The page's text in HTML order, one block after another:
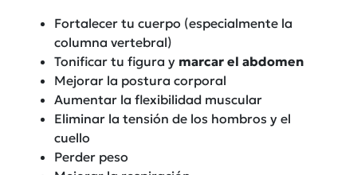
Fortalecer tu cuerpo (especialmente la
columna vertebral)
Tonificar tu figura y marcar el abdomen
Mejorar la postura corporal
Aumentar la flexibilidad muscular
Eliminar la tensión de los hombros y el
cuello
Perder peso